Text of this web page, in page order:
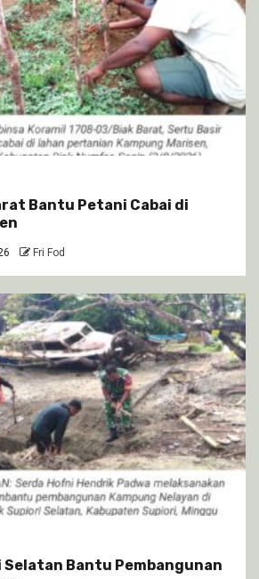
Bantu Petani Cabai di
Fri Fod
Selatan Bantu Pembangunan